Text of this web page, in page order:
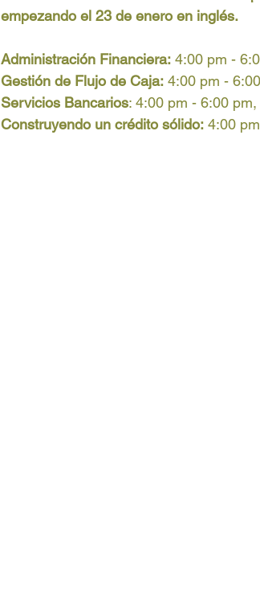
empezando el 23 de enero en inglés.
Administración Financiera: 4:00 pm -
Gestión de Flujo de Caja: 4:00 pm -
Servicios Bancarios: 4:00 pm - 6:00
Construyendo un crédito sólido: 4:00